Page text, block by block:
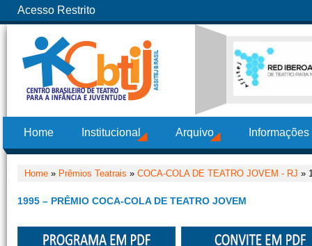
Acesso Restrito
Home Institucional Arquivo
Home » Prêmios Teatrais » COCA-COLA DE TEATRO JOVEM - RJ »
1995 – PRÊMIO COCA-COLA DE TEATRO JOVEM